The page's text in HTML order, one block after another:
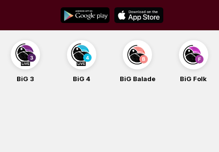
content
BiG 3 BiG 4 BiG Balade BiG Folk